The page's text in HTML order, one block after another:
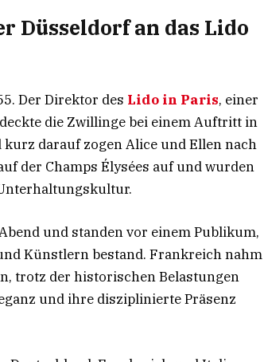
Düsseldorf an das Lido
Der Direktor des Lido in Paris, einer
die Zwillinge bei einem Auftritt in
darauf zogen Alice und Ellen nach
der Champs Élysées auf und wurden
und standen vor einem Publikum,
Künstlern bestand. Frankreich nahm
trotz der historischen Belastungen
und ihre disziplinierte Präsenz